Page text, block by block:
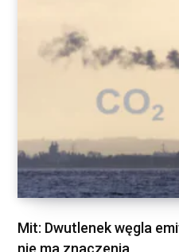
Mit: Dwutlenek węgla
nie ma znaczenia